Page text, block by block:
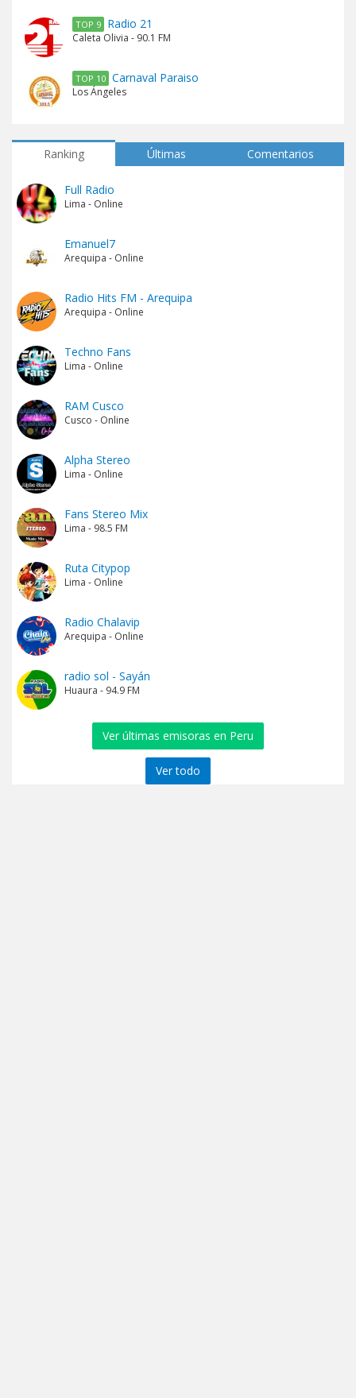
TOP 9 Radio 21
Caleta Olivia - 90.1 FM
TOP 10 Carnaval Paraiso
Los Ángeles
Ranking Últimas Comentarios
Full Radio
Lima - Online
Emanuel7
Arequipa - Online
Radio Hits FM - Arequipa
Arequipa - Online
Techno Fans
Lima - Online
RAM Cusco
Cusco - Online
Alpha Stereo
Lima - Online
Fans Stereo Mix
Lima - 98.5 FM
Ruta Citypop
Lima - Online
Radio Chalavip
Arequipa - Online
radio sol - Sayán
Huaura - 94.9 FM
Ver últimas emisoras en Peru
Ver todo